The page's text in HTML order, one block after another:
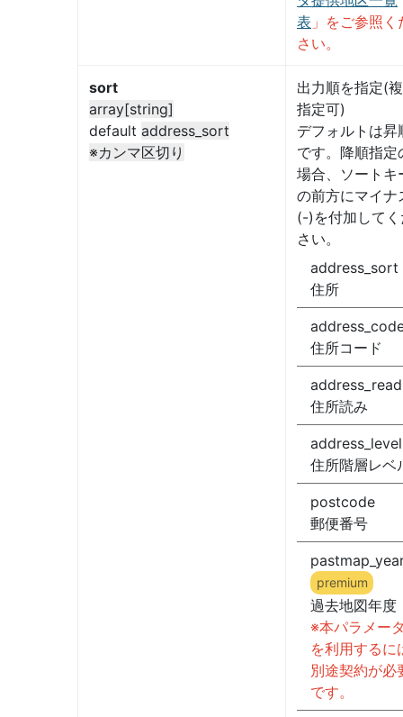
表 」をご参照く
さい。
sort
array[string]
default address_sort
※カンマ区切り
出力順を指定(
指定可)
デフォルトは昇
です。降順指定
場合、ソートキ
の前方にマイナ
(-)を付加して
さい。
address_sort
住所
住所コード
address_read
住所読み
address_level
住所階層レベ
postcode
郵便番号
premium
過去地図年度
※本パラメー
を利用するに
別途契約が必
です。